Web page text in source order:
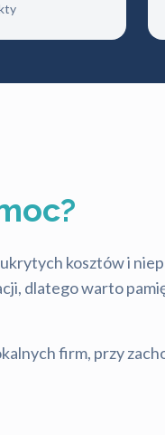
kosztów i
dlatego warto
firm, przy